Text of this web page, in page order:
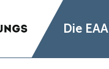
Die EAA